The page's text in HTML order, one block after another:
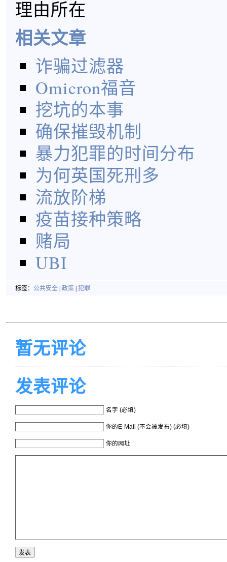
理由所在
相关文章
诈骗过滤器
Omicron福音
挖坑的本事
确保摧毁机制
暴力犯罪的时间分布
为何英国死刑多
流放阶梯
疫苗接种策略
赌局
UBI
标签： 公共安全 政策 犯罪
暂无评论
发表评论
名字 (必填)
你的E-Mail (不会被发布) (必填)
你的网址